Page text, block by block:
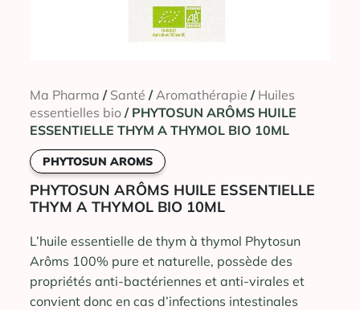
Ma Pharma / Santé /Aromathérapie / Huiles
essentielles bio / PHYTOSUN ARÔMS HUILE
ESSENTIELLE THYM A THYMOL BIO 10ML
PHYTOSUN AROMS
PHYTOSUN ARÔMS HUILE ESSENTIELLE
THYM A THYMOL BIO 10ML
L’huile essentielle de thym à thymol Phytosun
Arôms 100% pure et naturelle, possède des
propriétés anti-bactériennes et anti-virales et
convient donc en cas d’infections intestinales